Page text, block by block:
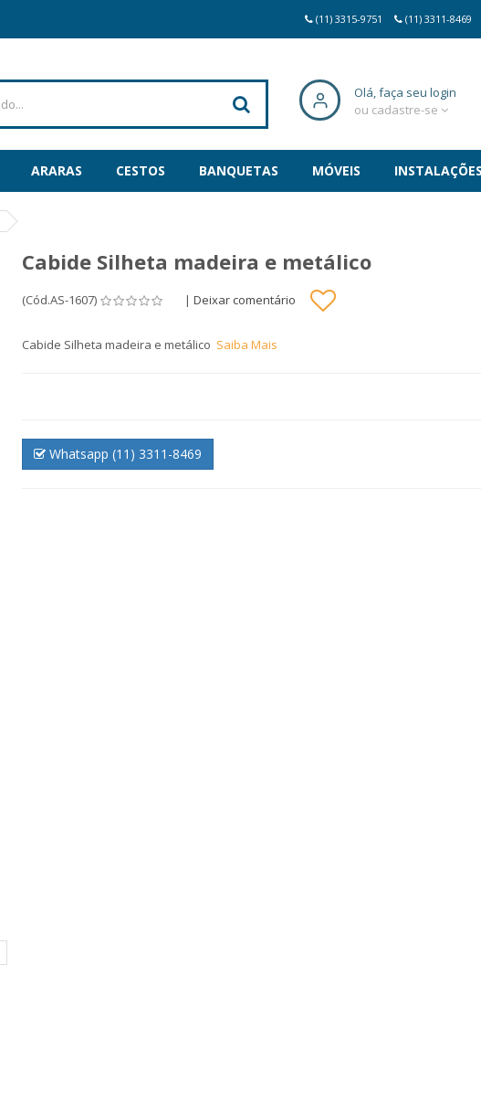
(11) 3315-9751 (11) 3311-8469
Olá, faça seu login
ou cadastre-se
ARARAS CESTOS BANQUETAS MÓVEIS INSTALAÇÕES
Cabide Silheta madeira e metálico
(Cód.AS-1607) | Deixar comentário
Cabide Silheta madeira e metálico Saiba Mais
Whatsapp (11) 3311-8469